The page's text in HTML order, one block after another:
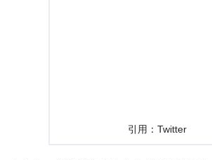
引用：Twitter